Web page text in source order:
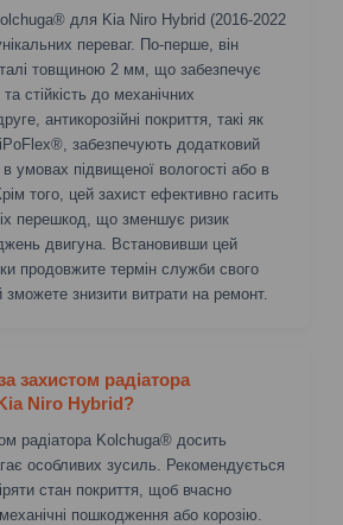
для Kia Niro Hybrid (2016-2022
переваг. По-перше, він
товщиною 2 мм, що забезпечує
стійкість до механічних
антикорозійні покриття, такі як
забезпечують додатковий
в умовах підвищеної вологості або в
того, цей захист ефективно гасить
перешкод, що зменшує ризик
двигуна. Встановивши цей
продовжите термін служби свого
знизити витрати на ремонт.
захистом радіатора
Niro Hybrid?
радіатора Kolchuga® досить
особливих зусиль. Рекомендується
стан покриття, щоб вчасно
пошкодження або корозію.